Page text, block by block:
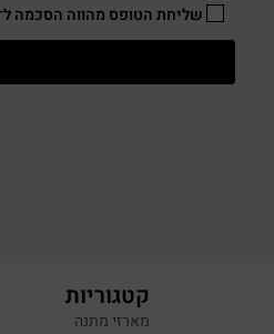
שליחת הטופס מהווה הסכמה ל־
קטגוריות
מארזי מתנה